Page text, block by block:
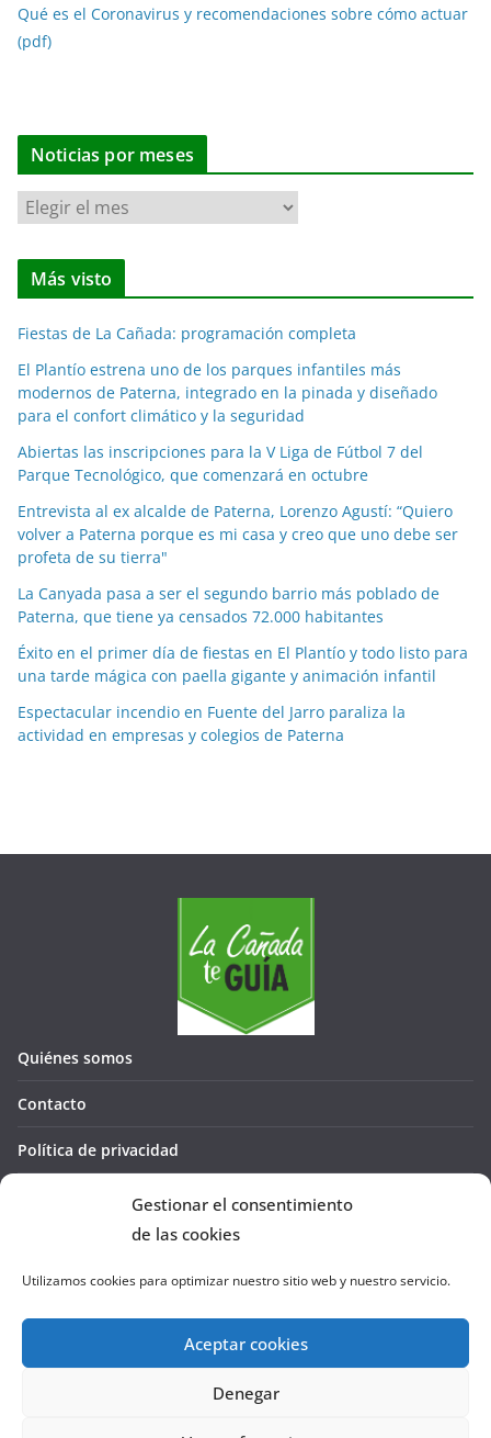
Gestionar el consentimiento
de las cookies
Utilizamos cookies para optimizar nuestro sitio web y nuestro servicio.
Aceptar cookies
Denegar
Qué es el Coronavirus y recomendaciones sobre cómo actuar
(pdf)
Noticias por meses
N
t
i
a
s
p
o
r
m
e
s
e
s
Más visto
Fiestas de La Cañada: programación completa
El Plantío estrena uno de los parques infantiles más
modernos de Paterna, integrado en la pinada y diseñado
para el confort climático y la seguridad
Abiertas las inscripciones para la V Liga de Fútbol 7 del
Parque Tecnológico, que comenzará en octubre
Entrevista al ex alcalde de Paterna, Lorenzo Agustí: “Quiero
volver a Paterna porque es mi casa y creo que uno debe ser
profeta de su tierra"
La Canyada pasa a ser el segundo barrio más poblado de
Paterna, que tiene ya censados 72.000 habitantes
Éxito en el primer día de fiestas en El Plantío y todo listo para
una tarde mágica con paella gigante y animación infantil
Espectacular incendio en Fuente del Jarro paraliza la
actividad en empresas y colegios de Paterna
Quiénes somos
Contacto
Política de privacidad
Política de cookies (UE)
La Cañada te GUÍA
reservados.